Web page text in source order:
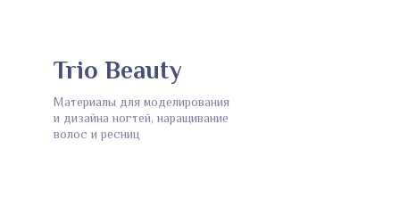
Материалы для моделирования
и дизайна ногтей, наращивание
волос и ресниц
Trio Beauty